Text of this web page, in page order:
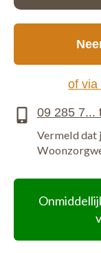
of via
Vermeld dat